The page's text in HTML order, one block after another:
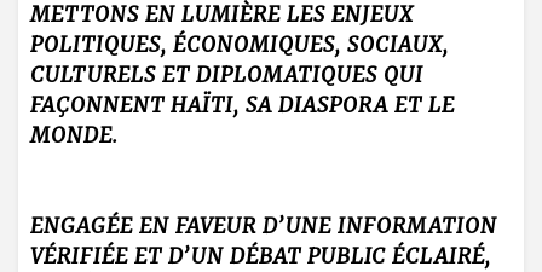
METTONS EN LUMIÈRE LES ENJEUX
POLITIQUES, ÉCONOMIQUES, SOCIAUX,
CULTURELS ET DIPLOMATIQUES QUI
FAÇONNENT HAÏTI, SA DIASPORA ET LE
MONDE.
ENGAGÉE EN FAVEUR D’UNE INFORMATION
VÉRIFIÉE ET D’UN DÉBAT PUBLIC ÉCLAIRÉ,